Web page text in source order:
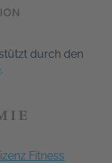
durch den
.
Fitness